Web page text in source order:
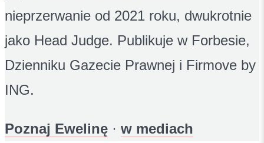
nieprzerwanie od 2021 roku, dwukrotnie
jako Head Judge. Publikuje w Forbesie,
Dzienniku Gazecie Prawnej i Firmove by
ING.
Poznaj Ewelinę · w mediach